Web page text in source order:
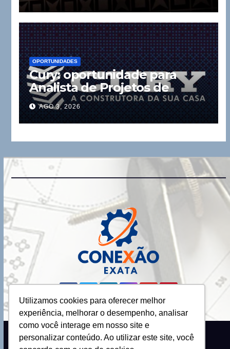
Utilizamos cookies para oferecer melhor
experiência, melhorar o desempenho, analisar
como você interage em nosso site e
personalizar conteúdo. Ao utilizar este site, você
OPORTUNIDADES
Cury: oportunidade para
Analista de Projetos de
Instalações
AGO 3, 2026
Proudly powered by WordPress|
Theme: Newsup by Themeansar.